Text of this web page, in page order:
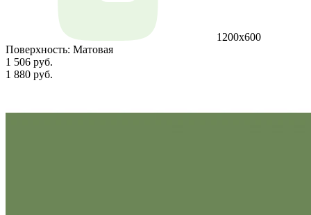
1200х600
Поверхность: Матовая
1 506 руб.
1 880 руб.